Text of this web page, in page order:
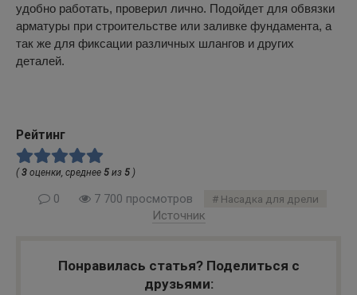
удобно работать, проверил лично. Подойдет для обвязки
арматуры при строительстве или заливке фундамента, а
так же для фиксации различных шлангов и других
деталей.
Рейтинг
(3 оценки, среднее 5 из 5 )
0 7 700 просмотров Насадка для дрели
Источник
Понравилась статья? Поделиться с
друзьями: